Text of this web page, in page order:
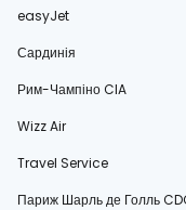
easyJet
Сардинія
Рим-Чампіно CIA
Wizz Air
Travel Service
Париж Шарль де Голль